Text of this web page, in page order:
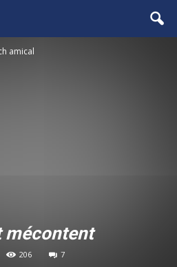
amical
mécontent
206 7